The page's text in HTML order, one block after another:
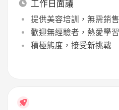
工作日面議
提供美容培訓，無需銷售
歡迎無經驗者，熱愛學習
積極態度，接受新挑戰